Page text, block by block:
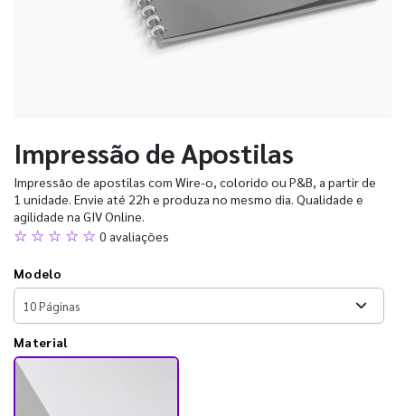
Impressão de Apostilas
Impressão de apostilas com Wire-o, colorido ou P&B, a partir de
1 unidade. Envie até 22h e produza no mesmo dia. Qualidade e
agilidade na GIV Online.
☆ ☆ ☆ ☆ ☆ 0 avaliações
Modelo
Material